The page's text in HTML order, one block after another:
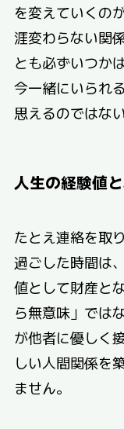
を変えていくの
涯変わらない関
とも必ずいつか
今一緒にいられ
思えるのではな
人生の経験値
たとえ連絡を取
過ごした時間は
値として財産と
ら無意味」では
が他者に優しく
しい人間関係を
ません。